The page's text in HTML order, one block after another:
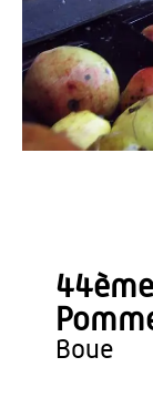
boue